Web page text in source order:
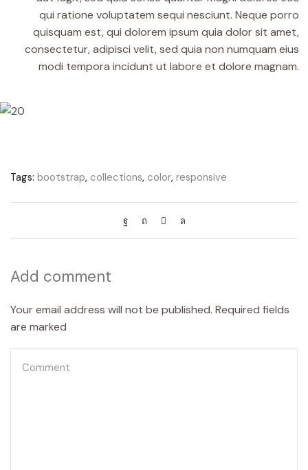
qui ratione voluptatem sequi nesciunt. Neque porro
quisquam est, qui dolorem ipsum quia dolor sit amet,
consectetur, adipisci velit, sed quia non numquam eius
modi tempora incidunt ut labore et dolore magnam.
Tags: bootstrap, collections, color, responsive
Add comment
Your email address will not be published. Required fields
are marked